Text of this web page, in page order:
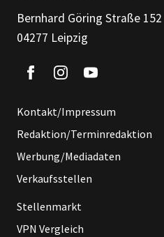
Bernhard Göring Straße 152
04277 Leipzig
Kontakt/Impressum
Redaktion/Terminredaktion
Werbung/Mediadaten
Verkaufsstellen
Stellenmarkt
VPN Vergleich